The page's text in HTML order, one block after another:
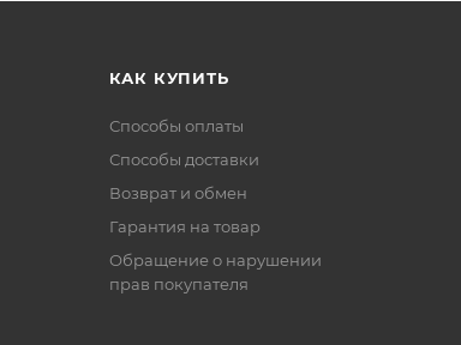
КАК КУПИТЬ
Способы оплаты
Способы доставки
Возврат и обмен
Гарантия на товар
Обращение о нарушении
прав покупателя